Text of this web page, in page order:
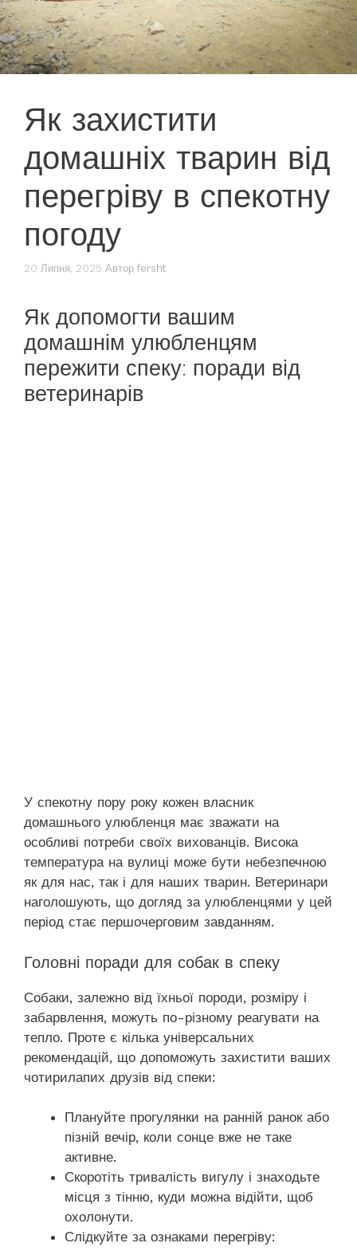
Як захистити
домашніх тварин від
перегріву в спекотну
погоду
20 Липня, 2025 Автор fersht
Як допомогти вашим
домашнім улюбленцям
пережити спеку: поради від
ветеринарів
У спекотну пору року кожен власник
домашнього улюбленця має зважати на
особливі потреби своїх вихованців. Висока
температура на вулиці може бути небезпечною
як для нас, так і для наших тварин. Ветеринари
наголошують, що догляд за улюбленцями у цей
період стає першочерговим завданням.
Головні поради для собак в спеку
Собаки, залежно від їхньої породи, розміру і
забарвлення, можуть по-різному реагувати на
тепло. Проте є кілька універсальних
рекомендацій, що допоможуть захистити ваших
чотирилапих друзів від спеки:
Плануйте прогулянки на ранній ранок або
пізній вечір, коли сонце вже не таке
активне.
Скоротіть тривалість вигулу і знаходьте
місця з тінню, куди можна відійти, щоб
охолонути.
Слідкуйте за ознаками перегріву: